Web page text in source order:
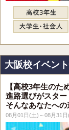
大阪校イベン
【高校3年生のた
進路選びがスター
そんなあなたへの
08月01日(土)～08月31日